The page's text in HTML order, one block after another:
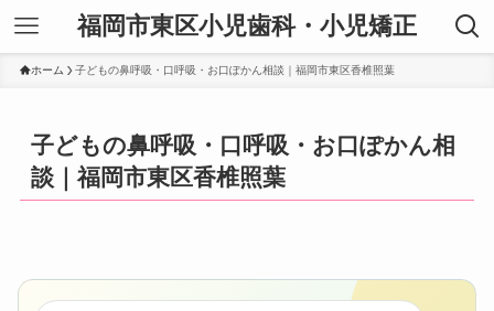
福岡市東区小児歯科・小児矯正
ホーム 子どもの鼻呼吸・口呼吸・お口ぽかん相談｜福岡市東区香椎照葉
子どもの鼻呼吸・口呼吸・お口ぽかん相
談｜福岡市東区香椎照葉